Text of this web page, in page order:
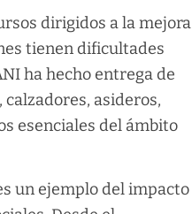
dirigidos a la mejora
tienen dificultades
ha hecho entrega de
asideros,
esenciales del ámbito
un ejemplo del impacto